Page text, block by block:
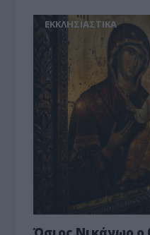
ΕΚΚΛΗΣΙΑΣΤΙΚΑ